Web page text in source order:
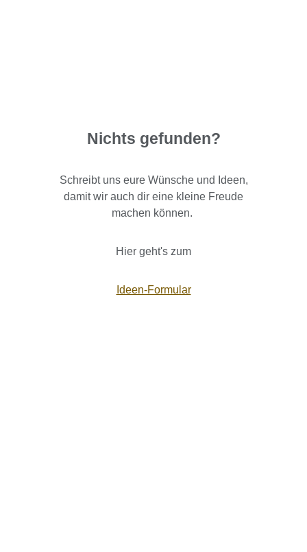
Nichts gefunden?
Schreibt uns eure Wünsche und Ideen,
damit wir auch dir eine kleine Freude
machen können.
Hier geht's zum
Ideen-Formular